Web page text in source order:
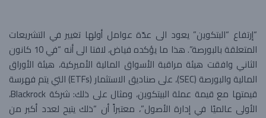
“إرتفاع “البتكوين” يعود الى عدّة عوامل أولها تغيير في التشريعات
المتعلقة بالبورصة”. هذا ما يؤكده فياض، لافتا الى أنه “في 10 كانون
الثاني وافقت هيئة مراقبة الأسواق المالية الأميركية، هيئة الأوراق
المالية والبورصة (SEC)، على صناديق الاستثمار (ETFs) التي يتم فهرسة
قيمتها مع قيمة عملة البيتكوين، ومثال على ذلك: شركة Blackrock،
الأولى عالميًا في إدارة الأصول”، معتبراً أن “ذلك يتيح لعدد أكبر من